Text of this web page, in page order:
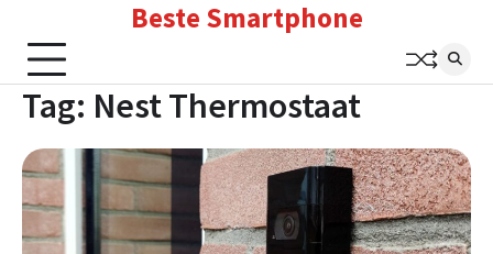
content
Beste Smartphone
Tag: Nest Thermostaat